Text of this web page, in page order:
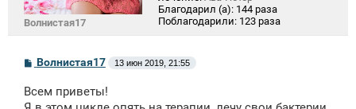
Волнистая17
Благодарил (а): 144 раза
Поблагодарили: 123 раза
С
о
б
щ
Волнистая17 13 июн 2019, 21:55
Всем приветы!